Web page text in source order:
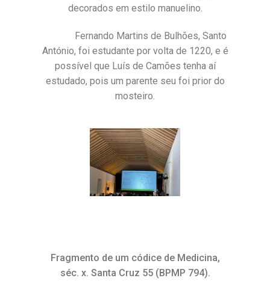
decorados em estilo manuelino.
Fernando Martins de Bulhões, Santo
António, foi estudante por volta de 1220, e é
possível que Luís de Camões tenha aí
estudado, pois um parente seu foi prior do
mosteiro.
Fragmento de um códice de Medicina,
séc. x. Santa Cruz 55 (BPMP 794).